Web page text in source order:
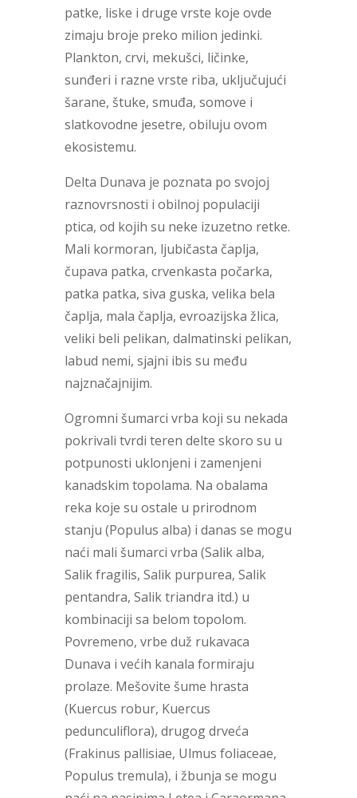
patke, liske i druge vrste koje ovde
zimaju broje preko milion jedinki.
Plankton, crvi, mekušci, ličinke,
sunđeri i razne vrste riba, uključujući
šarane, štuke, smuđa, somove i
slatkovodne jesetre, obiluju ovom
ekosistemu.
Delta Dunava je poznata po svojoj
raznovrsnosti i obilnoj populaciji
ptica, od kojih su neke izuzetno retke.
Mali kormoran, ljubičasta čaplja,
čupava patka, crvenkasta počarka,
patka patka, siva guska, velika bela
čaplja, mala čaplja, evroazijska žlica,
veliki beli pelikan, dalmatinski pelikan,
labud nemi, sjajni ibis su među
najznačajnijim.
Ogromni šumarci vrba koji su nekada
pokrivali tvrdi teren delte skoro su u
potpunosti uklonjeni i zamenjeni
kanadskim topolama. Na obalama
reka koje su ostale u prirodnom
stanju (Populus alba) i danas se mogu
naći mali šumarci vrba (Salik alba,
Salik fragilis, Salik purpurea, Salik
pentandra, Salik triandra itd.) u
kombinaciji sa belom topolom.
Povremeno, vrbe duž rukavaca
Dunava i većih kanala formiraju
prolaze. Mešovite šume hrasta
(Kuercus robur, Kuercus
pedunculiflora), drugog drveća
(Frakinus pallisiae, Ulmus foliaceae,
Populus tremula), i žbunja se mogu